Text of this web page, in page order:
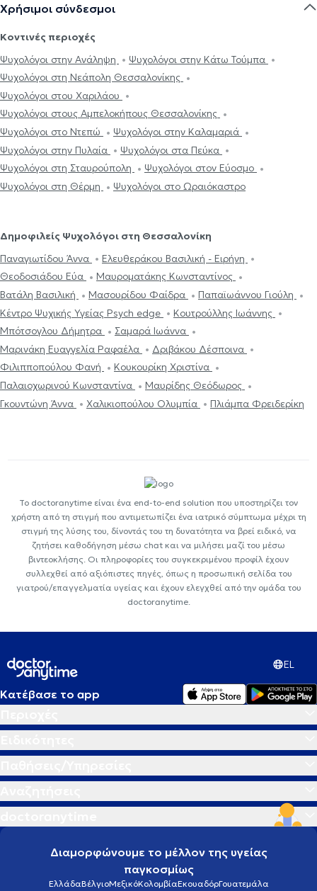
Χρήσιμοι σύνδεσμοι
Κοντινές περιοχές
Ψυχολόγοι στην Ανάληψη
Ψυχολόγοι στην Κάτω Τούμπα
Ψυχολόγοι στη Νεάπολη Θεσσαλονίκης
Ψυχολόγοι στου Χαριλάου
Ψυχολόγοι στους Αμπελοκήπους Θεσσαλονίκης
Ψυχολόγοι στο Ντεπώ
Ψυχολόγοι στην Καλαμαριά
Ψυχολόγοι στην Πυλαία
Ψυχολόγοι στα Πεύκα
Ψυχολόγοι στη Σταυρούπολη
Ψυχολόγοι στον Εύοσμο
Ψυχολόγοι στη Θέρμη
Ψυχολόγοι στο Ωραιόκαστρο
Δημοφιλείς Ψυχολόγοι στη Θεσσαλονίκη
Παναγιωτίδου Άννα
Ελευθεράκου Βασιλική - Ειρήνη
Θεοδοσιάδου Εύα
Μαυροματάκης Κωνσταντίνος
Βατάλη Βασιλική
Μασουρίδου Φαίδρα
Παπαϊωάννου Γιούλη
Κέντρο Ψυχικής Υγείας Psych edge
Κουτρούλλης Ιωάννης
Μπότσογλου Δήμητρα
Σαμαρά Ιωάννα
Μαρινάκη Ευαγγελία Ραφαέλα
Δριβάκου Δέσποινα
Φιλιπποπούλου Φανή
Κουκουρίκη Χριστίνα
Παλαιοχωρινού Κωνσταντίνα
Μαυρίδης Θεόδωρος
Γκουντώνη Άννα
Χαλικιοπούλου Ολυμπία Πλιάμπα Φρειδερίκη
Το doctoranytime είναι ένα end-to-end solution που υποστηρίζει τον
χρήστη από τη στιγμή που αντιμετωπίζει ένα ιατρικό σύμπτωμα μέχρι τη
στιγμή της λύσης του, δίνοντάς του τη δυνατότητα να βρεί ειδικό, να
ζητήσει καθοδήγηση μέσω chat και να μιλήσει μαζί του μέσω
βιντεοκλήσης. Οι πληροφορίες του συγκεκριμένου προφίλ έχουν
συλλεχθεί από αξιόπιστες πηγές, όπως η προσωπική σελίδα του
γιατρού/επαγγελματία υγείας και έχουν ελεγχθεί από την ομάδα του
doctoranytime.
EL
Κατέβασε το app
Διαμορφώνουμε το μέλλον της υγείας
παγκοσμίως
ΕλλάδαΒέλγιοΜεξικόΚολομβίαΕκουαδόρΓουατεμάλα